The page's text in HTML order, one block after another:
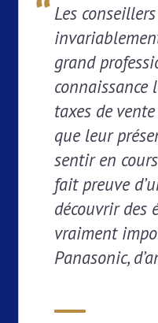
Les
grand
connaissance
taxes de
que leur
sentir en
fait preuve
découvrir des
vraiment
Panasonic,